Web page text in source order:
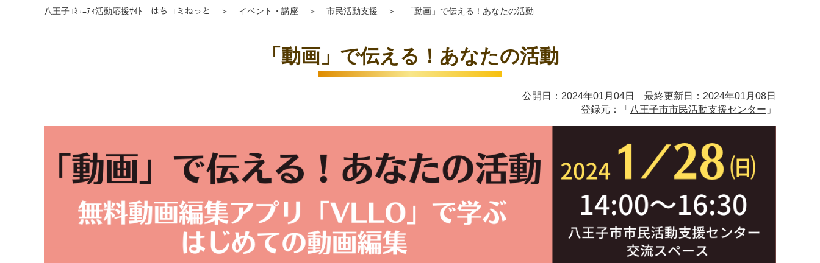
八王子ｺﾐｭﾆﾃｨ活動応援ｻｲﾄ はちコミねっと ＞ イベント・講座 ＞ 市民活動支援 ＞ 「動画」で伝える！あなたの活動
「動画」で伝える！あなたの活動
公開日：2024年01月04日 最終更新日：2024年01月08日
登録元：「 八王子市市民活動支援センター 」